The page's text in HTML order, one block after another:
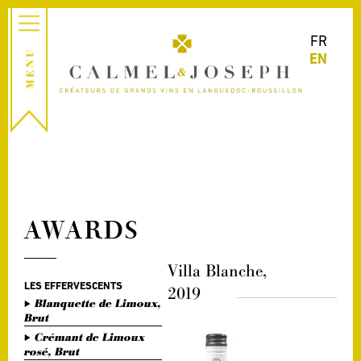
FR
EN
AWARDS
LES EFFERVESCENTS
Blanquette de Limoux,
Brut
Crémant de Limoux
rosé, Brut
Villa Blanche,
2019